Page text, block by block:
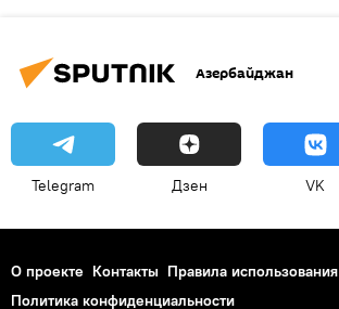
Азербайджан
Telegram Дзен VK
О проекте Контакты Правила использования
Политика конфиденциальности